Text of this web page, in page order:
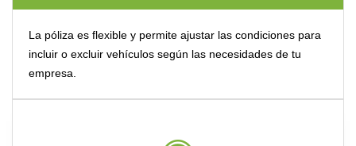
La póliza es flexible y permite ajustar las condiciones para
incluir o excluir vehículos según las necesidades de tu
empresa.